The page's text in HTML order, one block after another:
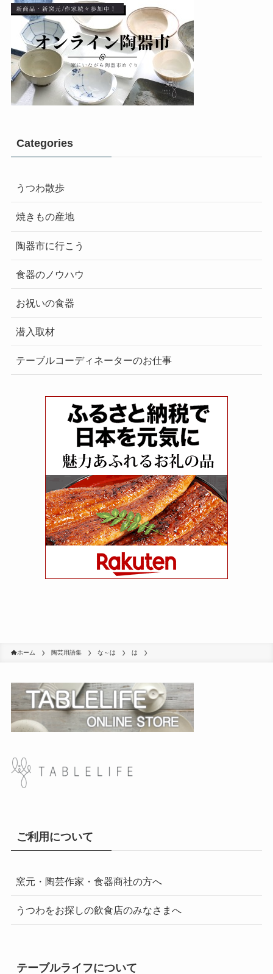
Categories
うつわ散歩
焼きもの産地
陶器市に行こう
食器のノウハウ
お祝いの食器
潜入取材
テーブルコーディネーターのお仕事
ホーム 陶芸用語集 な～は は
ご利用について
窯元・陶芸作家・食器商社の方へ
うつわをお探しの飲食店のみなさまへ
テーブルライフについて